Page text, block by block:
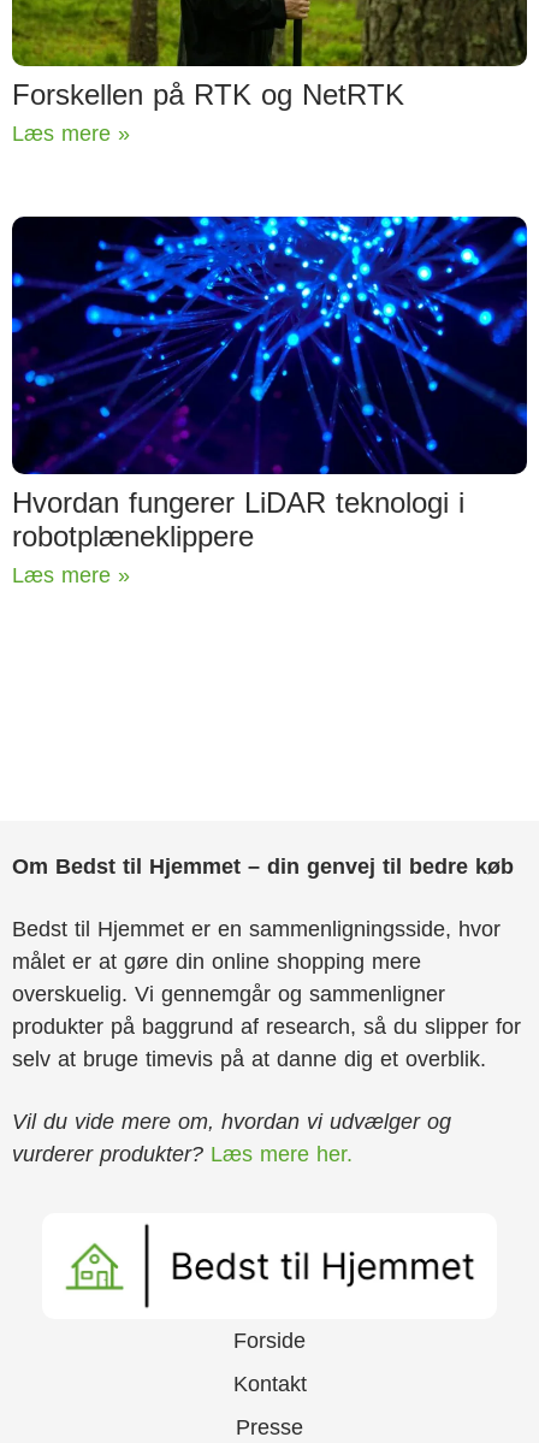
Forskellen på RTK og NetRTK
Læs mere »
Hvordan fungerer LiDAR teknologi i
robotplæneklippere
Læs mere »
Om Bedst til Hjemmet – din genvej til bedre køb
Bedst til Hjemmet er en sammenligningsside, hvor
målet er at gøre din online shopping mere
overskuelig. Vi gennemgår og sammenligner
produkter på baggrund af research, så du slipper for
selv at bruge timevis på at danne dig et overblik.
Vil du vide mere om, hvordan vi udvælger og
vurderer produkter? Læs mere her.
Forside
Kontakt
Presse